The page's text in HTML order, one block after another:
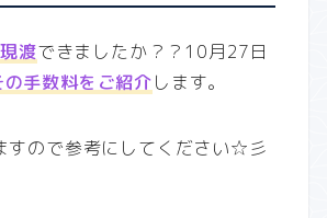
渡できましたか？？10月27日
手数料をご紹介します。
すので参考にしてください☆彡